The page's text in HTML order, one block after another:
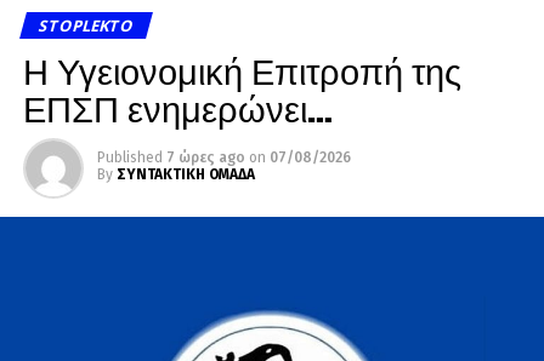
STOPLEKTO
Η Υγειονομική Επιτροπή της
ΕΠΣΠ ενημερώνει…
Published 7 ώρες ago on 07/08/2026
By ΣΥΝΤΑΚΤΙΚΗ ΟΜΑΔΑ